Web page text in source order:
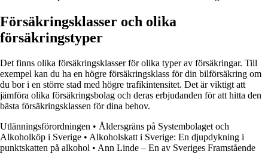
Försäkringsklasser och olika
försäkringstyper
Det finns olika försäkringsklasser för olika typer av försäkringar. Till
exempel kan du ha en högre försäkringsklass för din bilförsäkring om
du bor i en större stad med högre trafikintensitet. Det är viktigt att
jämföra olika försäkringsbolag och deras erbjudanden för att hitta den
bästa försäkringsklassen för dina behov.
Utlänningsförordningen • Åldersgräns på Systembolaget och
Alkoholköp i Sverige • Alkoholskatt i Sverige: En djupdykning i
punktskatten på alkohol • Ann Linde – En av Sveriges Framstående